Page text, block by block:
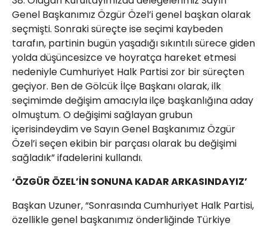
Genel Başkanımız Özgür Özel’i genel başkan olarak
seçmişti. Sonraki süreçte ise seçimi kaybeden
tarafın, partinin bugün yaşadığı sıkıntılı sürece giden
yolda düşüncesizce ve hoyratça hareket etmesi
nedeniyle Cumhuriyet Halk Partisi zor bir süreçten
geçiyor. Ben de Gölcük İlçe Başkanı olarak, ilk
seçimimde değişim amacıyla ilçe başkanlığına aday
olmuştum. O değişimi sağlayan grubun
içerisindeydim ve Sayın Genel Başkanımız Özgür
Özel’i seçen ekibin bir parçası olarak bu değişimi
sağladık” ifadelerini kullandı.
‘ÖZGÜR ÖZEL’İN SONUNA KADAR ARKASINDAYIZ’
Başkan Uzuner, “Sonrasında Cumhuriyet Halk Partisi,
özellikle genel başkanımız önderliğinde Türkiye